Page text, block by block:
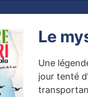
Le
Une
jour tenté